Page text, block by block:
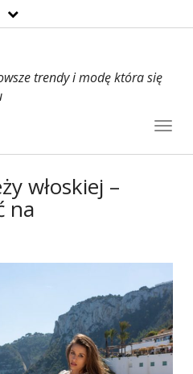
trendy i modę która się
włoskiej –
na